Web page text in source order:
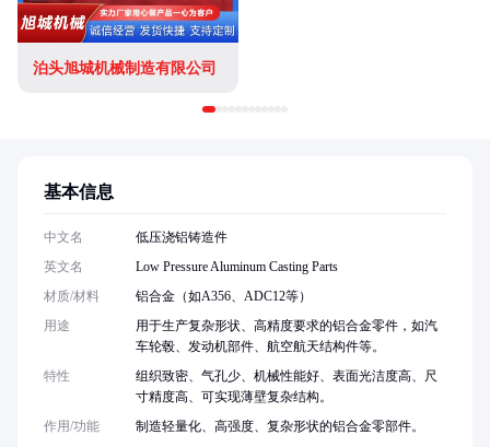
泊头旭城机械制造有限公司
基本信息
中文名
低压浇铝铸造件
英文名
Low Pressure Aluminum Casting Parts
材质/材料
铝合金（如A356、ADC12等）
用途
用于生产复杂形状、高精度要求的铝合金零件，如汽
车轮毂、发动机部件、航空航天结构件等。
特性
组织致密、气孔少、机械性能好、表面光洁度高、尺
寸精度高、可实现薄壁复杂结构。
作用/功能
制造轻量化、高强度、复杂形状的铝合金零部件。